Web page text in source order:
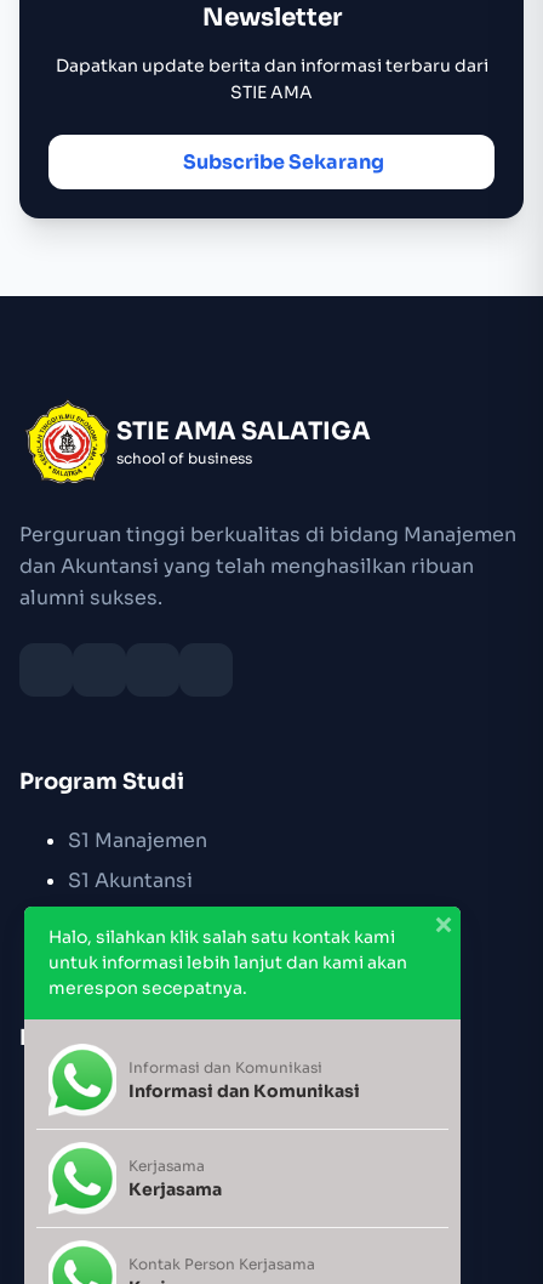
Newsletter
Dapatkan update berita dan informasi terbaru dari
STIE AMA
Subscribe Sekarang
STIE AMA SALATIGA
school of business
Perguruan tinggi berkualitas di bidang Manajemen
dan Akuntansi yang telah menghasilkan ribuan
alumni sukses.
Program Studi
S1 Manajemen
S1 Akuntansi
Link Cepat
Pendaftaran PMB
Jadwal Kuliah
Jadwal Pemakaian Ruang
Kalender Akademik
Halo, silahkan klik salah satu kontak kami
untuk informasi lebih lanjut dan kami akan
merespon secepatnya.
Informasi dan Komunikasi
Informasi dan Komunikasi
Kerjasama
Kerjasama
Kontak Person Kerjasama